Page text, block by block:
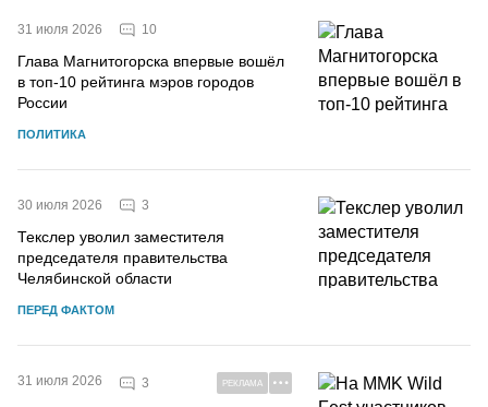
31 июля 2026 10
Глава Магнитогорска впервые вошёл
в топ-10 рейтинга мэров городов
России
ПОЛИТИКА
30 июля 2026 3
Текслер уволил заместителя
председателя правительства
Челябинской области
ПЕРЕД ФАКТОМ
31 июля 2026 3 РЕКЛАМА